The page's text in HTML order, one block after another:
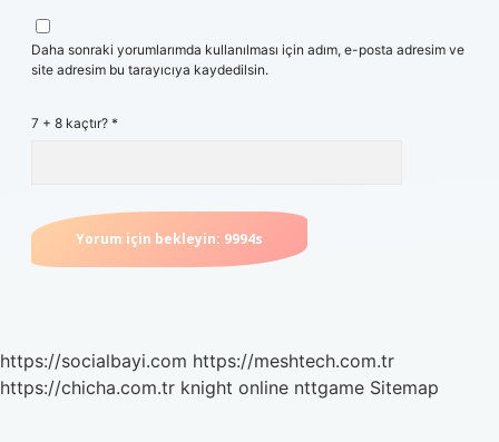
Daha sonraki yorumlarımda kullanılması için adım, e-posta adresim ve
site adresim bu tarayıcıya kaydedilsin.
7 + 8 kaçtır? *
https://socialbayi.com https://meshtech.com.tr
https://chicha.com.tr knight online nttgame Sitemap